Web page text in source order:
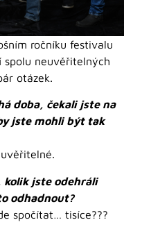
ročníku festivalu
spolu neuvěřitelných
otázek.
doba, čekali jste na
jste mohli být tak
kolik jste odehráli
odhadnout?
spočítat… tisíce???